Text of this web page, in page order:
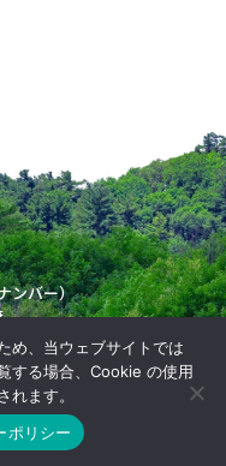
ンバー）
All Rights Reserved.
め、当ウェブサイトでは
する場合、Cookie の使用
れます。
ポリシー